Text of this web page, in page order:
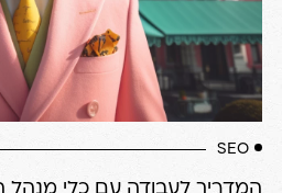
SEO
המדריך לעבודה עם כלי מנהל